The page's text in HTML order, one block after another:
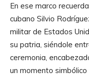
t
o
r
d
e
A
En ese marco
cubano Silvio
militar de Estados
su patria, siéndole
ceremonia,
un momento